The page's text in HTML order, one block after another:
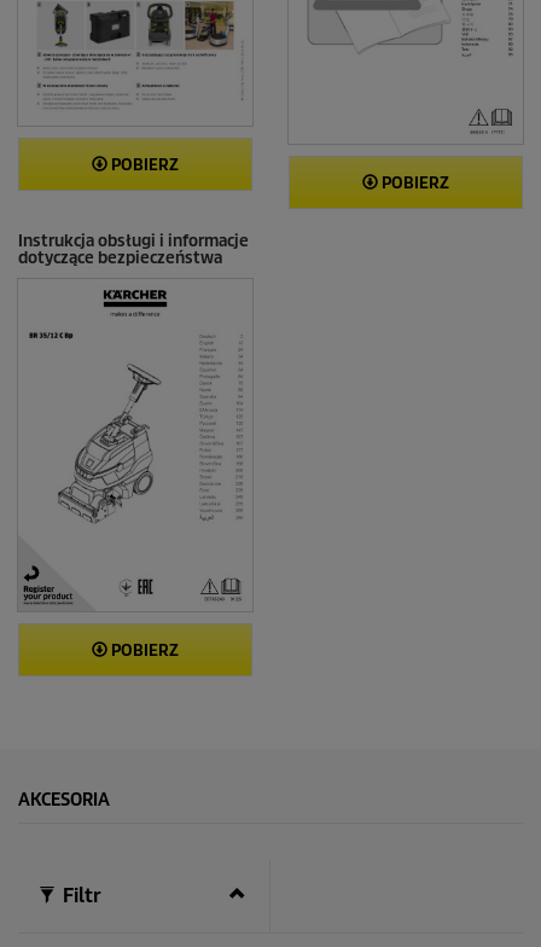
POBIERZ
POBIERZ
Instrukcja obsługi i informacje
dotyczące bezpieczeństwa
POBIERZ
AKCESORIA
Filtr